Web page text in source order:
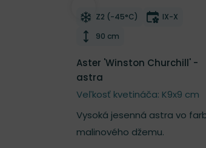
Odober do zoznamu želaní
Mrazuvzdornosť
Z2 (-45°C) Doba
IX-X
Výška rastliny
90 cm
Aster 'Winston Churchill' -
astra
Veľkosť kvetináča: K9x9 cm
Vysoká jesenná astra vo
malinového džemu.